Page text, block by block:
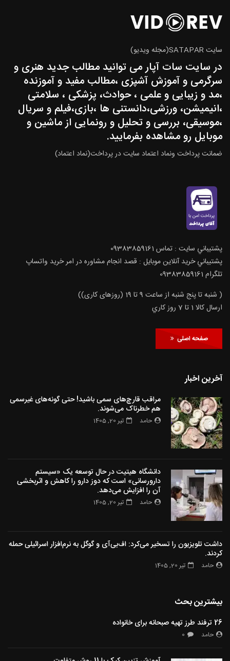
سایت SATAPAR(مجله ویدیو)
در سایت سات آپار می توانید مطالب جدید هنری و
سرگرمی و آموزش آشپزی ،مطالب مفید و آموزنده
،مد و زیبایی و علمی ، حوادث، پزشکی ، سلامتی
،انیمیشن، ورزشی،دانستنی ها ،بازی،فیلم و سریال
،موسیقی، بررسی و تحلیل و رونمایی از ماشین و
موبایل رو مشاهده بفرمایید.
ضمانت پرداخت ونماد اعتماد سایت در پرداخت(نماد اعتماد)
پشتيباني سايت : تماس 09383859161
پشتيباني خريد آنلاين موبايل : قصد انجام مشاوره در امر خرید واتساپ
تلگرام 09383859161
( شنبه تا پنج شنبه از ساعت 9 تا 19 (روزهای کاری))
ارسال كالا 1 تا 7 روز كاري
صفحه اصلی
آخرین اخبار
مراقب قارچ‌های سمی باشید! حتی گونه‌های غیرسمی
هم خطرناک می‌شوند.
حامد تیر 20, 1405
دانشگاه هیتیت در حال توسعه یک «سیستم
دارورسانی» است که دوز دارو را کاهش و اثربخشی
آن را افزایش می‌دهد.
حامد تیر 20, 1405
داشت تلویزیون را تسخیر می‌کرد: اف‌بی‌آی و گوگل به نرم‌افزار اسرائیلی حمله
کردند.
حامد تیر 20, 1405
بیشترین بحث
26 ترفند طرز تهیه صبحانه برای خانواده
حامد 0